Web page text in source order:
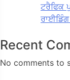
ਟਰੈਫਿਕ
Recent
No comments to